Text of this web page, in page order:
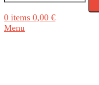
0 items 0,00 €
Menu